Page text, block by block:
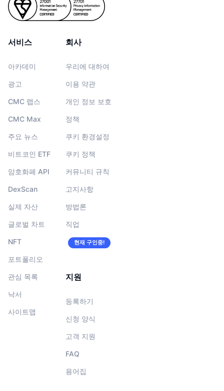
서비스
아카데미
광고
CMC 랩스
CMC Max
주요 뉴스
비트코인 ETF
암호화폐 API
DexScan
실제 자산
글로벌 차트
NFT
포트폴리오
관심 목록
낙서
사이트맵
회사
우리에 대하여
이용 약관
개인 정보 보호
정책
쿠키 환경설정
쿠키 정책
커뮤니티 규칙
고지사항
방법론
직업
현재 구인중!
지원
등록하기
신청 양식
고객 지원
FAQ
용어집